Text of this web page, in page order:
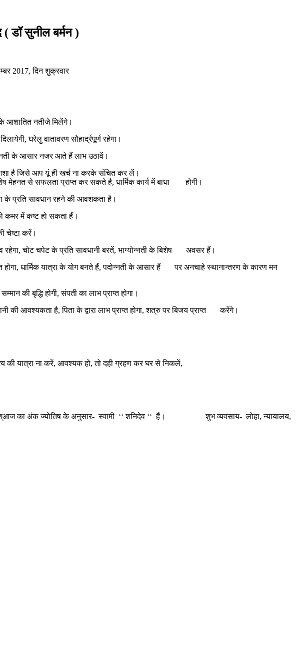
( डॉ सुनील बर्मन )
2017, दिन शुक्रवार
के आशातित नतीजे मिलेंगे।
घरेलु वातावरण सौहार्द्रपूर्ण रहेगा।
के आसार नजर आते हैं लाभ उठावें।
आशा है जिसे आप यूं ही खर्च ना करके संचित कर लें।
मेहनत से सफलता प्राप्त कर सकते है, धार्मिक कार्य में बाधा होगी।
के प्रति सावधान रहने की आवशकता है।
कमर में कष्ट हो सकता हैं।
चेष्टा करें।
रहेगा, चोट चपेट के प्रति सावधानी बरतें, भाग्योन्नती के बिशेष अवसर हैं।
होगा, धार्मिक यात्रा के योग बनते हैं, पदोन्नती के आसार हैं पर अनचाहे स्थानान्तरण के कारण मन
की बृद्धि होगी, संपती का लाभ प्राप्त होगा।
की आवश्यकता है, पिता के द्वारा लाभ प्राप्त होगा, शत्रु पर बिजय प्राप्त करेंगे।
करें, आवश्यक हो, तो दही ग्रहण कर घर से निकलें,
‘‘ शनिदेव ‘‘ हैं। शुभ व्यवसाय- लोहा, न्यायालय,